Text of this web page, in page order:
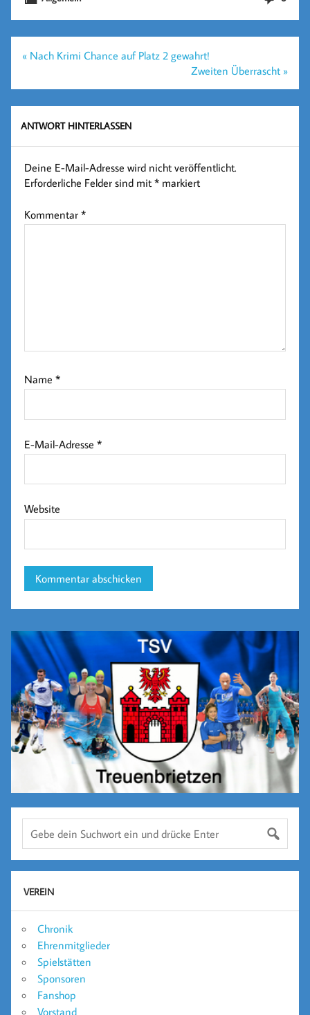
Beitragsnavigation
« Nach Krimi Chance auf Platz 2 gewahrt!
Zweiten Überrascht »
ANTWORT HINTERLASSEN
Deine E-Mail-Adresse wird nicht veröffentlicht.
Erforderliche Felder sind mit* markiert
Kommentar*
Name*
E-Mail-Adresse*
Website
VEREIN
Chronik
Ehrenmitglieder
Spielstätten
Sponsoren
Fanshop
Vorstand